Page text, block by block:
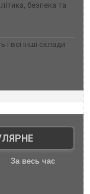
безпека та
всі інші склади
За весь час